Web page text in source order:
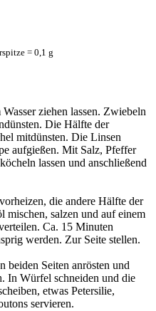
= 0,1 g
ziehen lassen. Zwiebeln
Die Hälfte der
mitdünsten. Die Linsen
aufgießen. Mit Salz, Pfeffer
lassen und anschließend
die andere Hälfte der
salzen und auf einem
Ca. 15 Minuten
werden. Zur Seite stellen.
beiden Seiten anrösten und
In Würfel schneiden und die
etwas Petersilie,
servieren.